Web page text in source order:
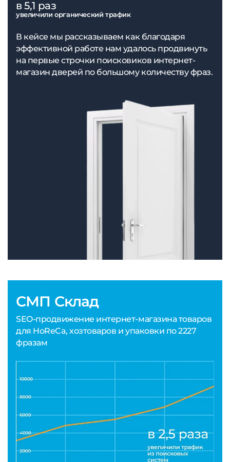
СМП Склад
SEO-продвижение интернет-магазина товаров
для HoReCa, хозтоваров и упаковки по 2227
фразам
в 5,1 раз
увеличили органический трафик
В кейсе мы рассказываем как благодаря
эффективной работе нам удалось продвинуть
на первые строчки поисковиков интернет-
магазин дверей по большому количеству фраз.